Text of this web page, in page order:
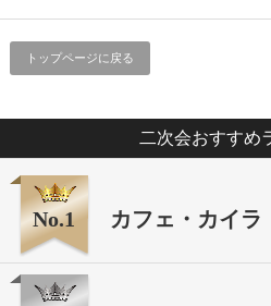
トップページに戻る
二次会おすすめ
No.1 カフェ・カイラ